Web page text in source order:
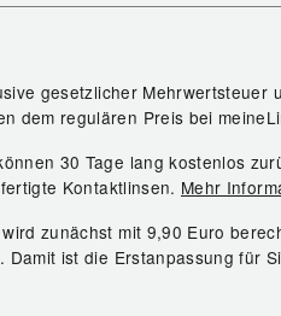
gesetzlicher Mehrwertsteuer
dem regulären Preis bei
30 Tage lang kostenlos
Kontaktlinsen. Mehr
zunächst mit 9,90 Euro
Damit ist die Erstanpassung für